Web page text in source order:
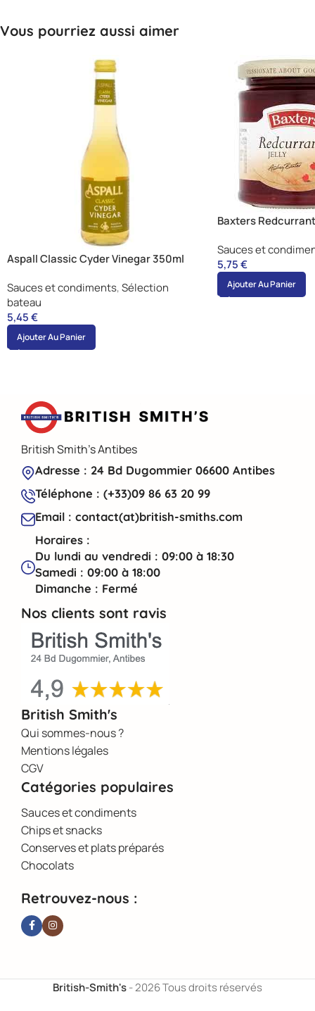
Vous pourriez aussi aimer
Aspall Classic Cyder Vinegar 350ml
Sauces et condiments,Sélection
bateau
5,45€
Ajouter Au Panier
Baxters
Sauces et
5,75€
Ajouter Au Panier
British Smith's Antibes
Adresse : 24 Bd Dugommier 06600 Antibes
Téléphone : (+33)09 86 63 20 99
Email : contact(at)british-smiths.com
Horaires :
Du lundi au vendredi : 09:00 à 18:30
Samedi : 09:00 à 18:00
Dimanche : Fermé
Nos clients sont ravis
British Smith's
Qui sommes-nous ?
Mentions légales
CGV
Catégories populaires
Sauces et condiments
Chips et snacks
Conserves et plats préparés
Chocolats
Retrouvez-nous :
British-Smith's- 2026 Tous droits réservés